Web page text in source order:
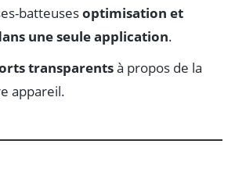
batteusesoptimisation et
une seule application.
transparentsà propos de la
appareil.